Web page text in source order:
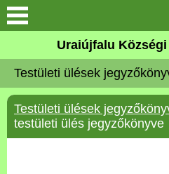
Köszöntő
Elérhetőségek
Uraiújfalu
Uraiújfalu
Testületi ülések
Testületi ülések
testületi ülés jegyzőkönyve